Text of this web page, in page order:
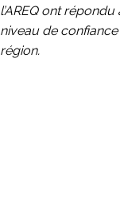
l’AREQ ont
niveau de confiance
région.